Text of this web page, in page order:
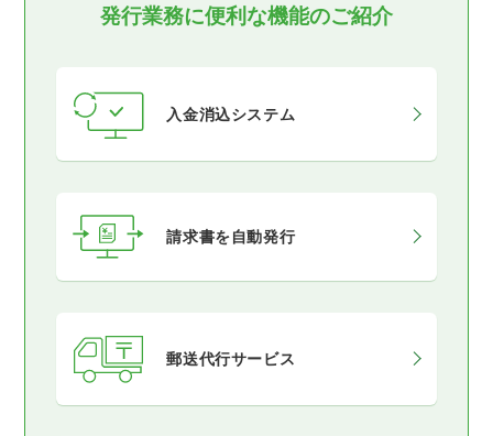
発行業務に便利な機能のご紹介
入金消込システム
請求書を自動発行
郵送代行サービス